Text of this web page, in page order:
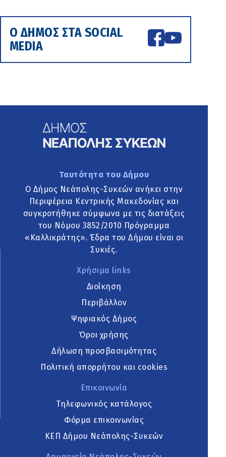
Ο ΔΗΜΟΣ ΣΤΑ SOCIAL
MEDIA
Ταυτότητα του Δήμου
Ο Δήμος Νεάπολης-Συκεών ανήκει στην
Περιφέρεια Κεντρικής Μακεδονίας και
συγκροτήθηκε σύμφωνα με τις διατάξεις
του Νόμου 3852/2010 Πρόγραμμα
«Καλλικράτης». Έδρα του Δήμου είναι οι
Συκιές.
Χρήσιμα links
Διοίκηση
Περιβάλλον
Ψηφιακός Δήμος
Όροι χρήσης
Δήλωση προσβασιμότητας
Πολιτική απορρήτου και cookies
Επικοινωνία
Τηλεφωνικός κατάλογος
Φόρμα επικοινωνίας
ΚΕΠ Δήμου Νεάπολης-Συκεών